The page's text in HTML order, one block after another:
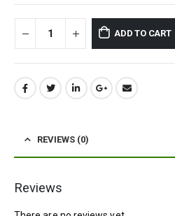
ADD TO CART
REVIEWS (0)
Reviews